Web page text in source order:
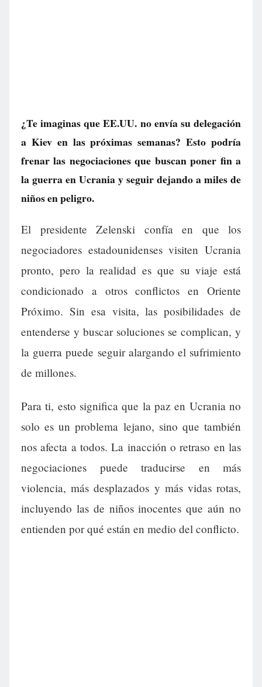
¿Te imaginas que EE.UU. no envía su delegación
a Kiev en las próximas semanas? Esto podría
frenar las negociaciones que buscan poner fin a
la guerra en Ucrania y seguir dejando a miles de
niños en peligro.
El presidente Zelenski confía en que los
negociadores estadounidenses visiten Ucrania
pronto, pero la realidad es que su viaje está
condicionado a otros conflictos en Oriente
Próximo. Sin esa visita, las posibilidades de
entenderse y buscar soluciones se complican, y
la guerra puede seguir alargando el sufrimiento
de millones.
Para ti, esto significa que la paz en Ucrania no
solo es un problema lejano, sino que también
nos afecta a todos. La inacción o retraso en las
negociaciones puede traducirse en más
violencia, más desplazados y más vidas rotas,
incluyendo las de niños inocentes que aún no
entienden por qué están en medio del conflicto.